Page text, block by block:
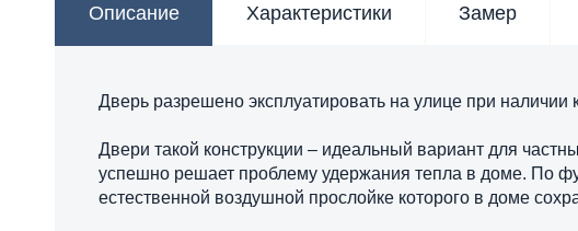
Описание Характеристики Замер
Дверь разрешено эксплуатировать на улице при наличии
Двери такой конструкции – идеальный вариант для
успешно решает проблему удержания тепла в доме. По
естественной воздушной прослойке которого в доме